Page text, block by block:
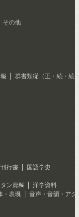
その他
群書類従（正・続・続
行書
国語学史
ン資料
洋学資料
・表現
音声・音韻・アク